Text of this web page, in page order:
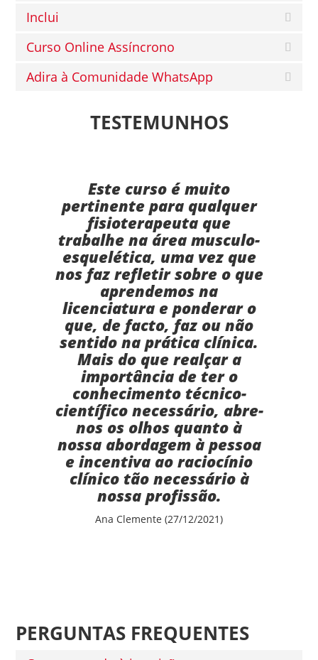
Inclui
Curso Online Assíncrono
Adira à Comunidade WhatsApp
TESTEMUNHOS
Este curso é muito
pertinente para qualquer
fisioterapeuta que
trabalhe na área musculo-
esquelética, uma vez que
nos faz refletir sobre o que
aprendemos na
licenciatura e ponderar o
que, de facto, faz ou não
sentido na prática clínica.
Mais do que realçar a
importância de ter o
conhecimento técnico-
científico necessário, abre-
nos os olhos quanto à
nossa abordagem à pessoa
e incentiva ao raciocínio
clínico tão necessário à
nossa profissão.
Ana Clemente (27/12/2021)
PERGUNTAS FREQUENTES